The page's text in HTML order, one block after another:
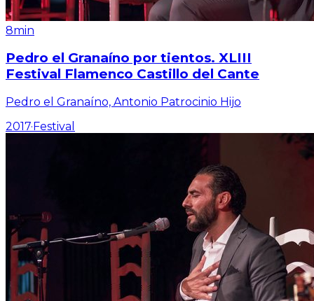
8min
Pedro el Granaíno por tientos. XLIII
Festival Flamenco Castillo del Cante
Pedro el Granaíno, Antonio Patrocinio Hijo
2017·Festival